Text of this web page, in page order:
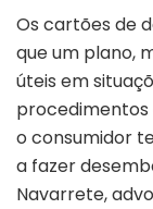
Os cartões de
que um plano,
úteis em
procedimentos
o consumidor
a fazer
Navarrete,